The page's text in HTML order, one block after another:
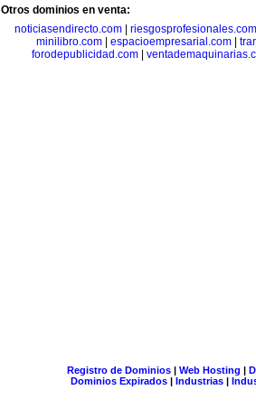
Otros dominios en venta:
noticiasendirecto.com
riesgosprofesionales.com
minilibro.com| espacioempresarial.com|
forodepublicidad.com|
Registro de Dominios| Web Hosting |
Dominios Expirados | Industrias |